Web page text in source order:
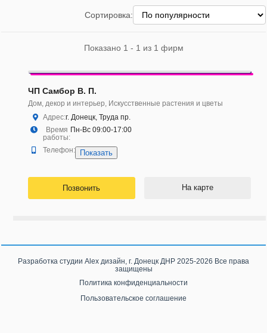
Сортировка:
Показано 1 - 1 из 1 фирм
ЧП Самбор В. П.
Дом, декор и интерьер, Искусственные растения и цветы
Адрес:г. Донецк, Труда пр.
Время
работы:
Пн-Вс 09:00-17:00
Телефон: Показать
Позвонить На карте
Разработка студии Alex дизайн, г. Донецк ДНР 2025-2026 Все права
защищены
Политика конфиденциальности
Пользовательское соглашение